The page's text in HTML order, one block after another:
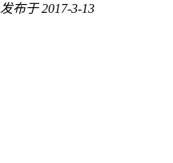
发布于 2017-3-13